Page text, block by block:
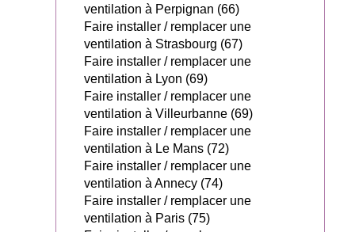
ventilation à Perpignan (66)
Faire installer / remplacer une
ventilation à Strasbourg (67)
Faire installer / remplacer une
ventilation à Lyon (69)
Faire installer / remplacer une
ventilation à Villeurbanne (69)
Faire installer / remplacer une
ventilation à Le Mans (72)
Faire installer / remplacer une
ventilation à Annecy (74)
Faire installer / remplacer une
ventilation à Paris (75)